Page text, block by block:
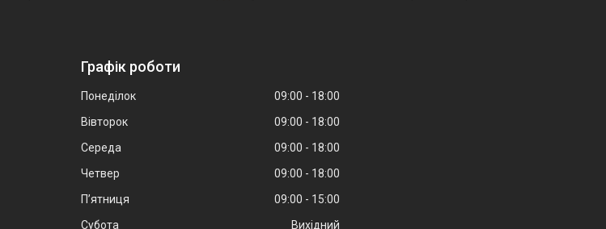
Графік роботи
Понеділок 09:00
18:00
Вівторок
09:00
18:00
Середа
09:00
18:00
Четвер
09:00
18:00
Пʼятниця
09:00
15:00
Субота
Вихідний